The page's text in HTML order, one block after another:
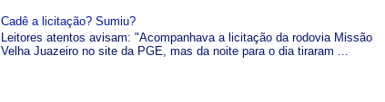
Cadê a licitação? Sumiu?
Leitores atentos avisam: "Acompanhava a licitação da rodovia Missão
Velha Juazeiro no site da PGE, mas da noite para o dia tiraram ...